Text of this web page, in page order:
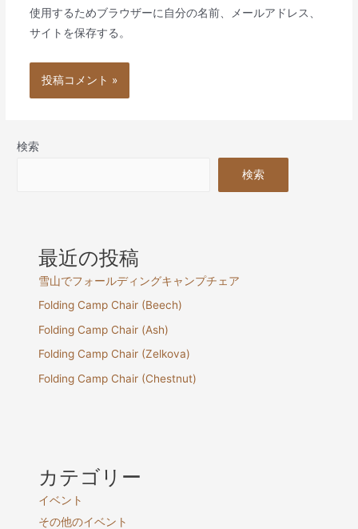
使用するためブラウザーに自分の名前、メールアドレス、
サイトを保存する。
検索
検索
最近の投稿
雪山でフォールディングキャンプチェア
Folding Camp Chair (Beech)
Folding Camp Chair (Ash)
Folding Camp Chair (Zelkova)
Folding Camp Chair (Chestnut)
カテゴリー
イベント
その他のイベント